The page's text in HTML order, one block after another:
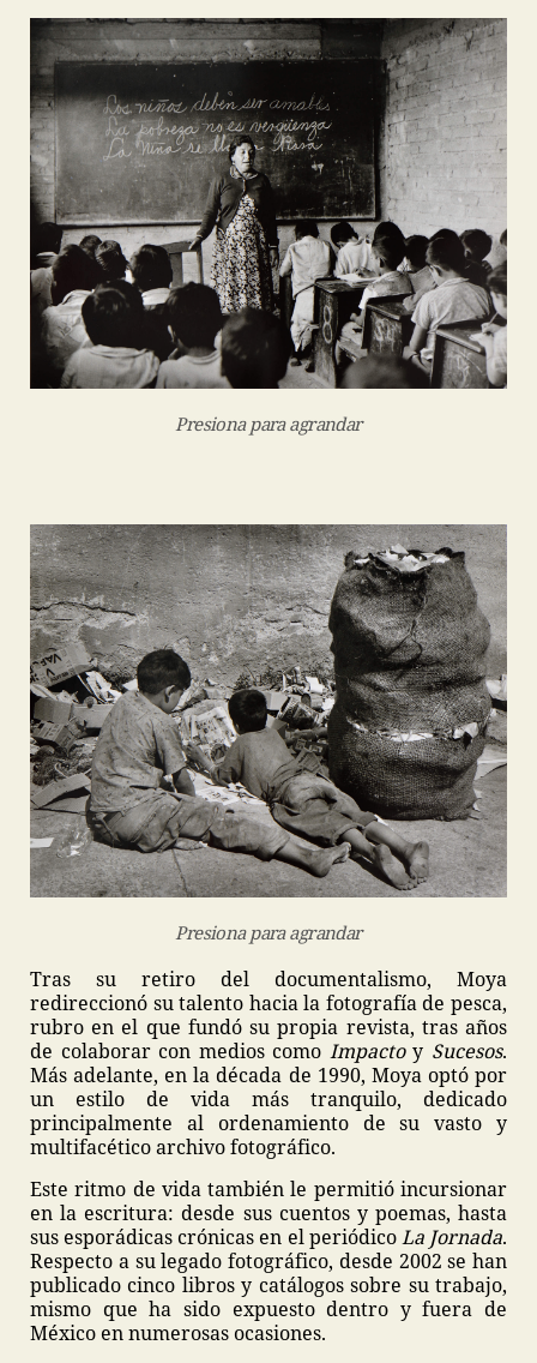
Presiona para agrandar
Presiona para agrandar
Tras su retiro del documentalismo, Moya
redireccionó su talento hacia la fotografía de pesca,
rubro en el que fundó su propia revista, tras años
de colaborar con medios como Impactoy Sucesos.
Más adelante, en la década de 1990, Moya optó por
un estilo de vida más tranquilo, dedicado
principalmente al ordenamiento de su vasto y
multifacético archivo fotográfico.
Este ritmo de vida también le permitió incursionar
en la escritura: desde sus cuentos y poemas, hasta
sus esporádicas crónicas en el periódicoLa Jornada.
Respecto a su legado fotográfico, desde 2002 se han
publicado cinco libros y catálogos sobre su trabajo,
mismo que ha sido expuesto dentro y fuera de
México en numerosas ocasiones.